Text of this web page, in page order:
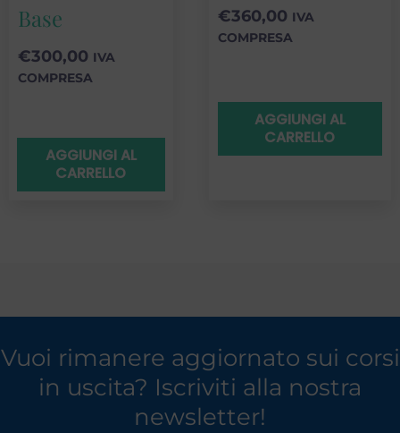
Base
€300,00 IVA
COMPRESA
AGGIUNGI AL
CARRELLO
€360,00 IVA
COMPRESA
AGGIUNGI AL
CARRELLO
Vuoi rimanere aggiornato sui corsi
in uscita? Iscriviti alla nostra
newsletter!